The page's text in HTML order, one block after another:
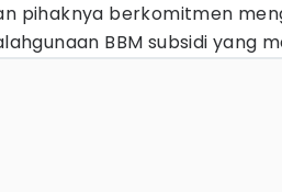
pihaknya berkomitmen
BBM subsidi yang